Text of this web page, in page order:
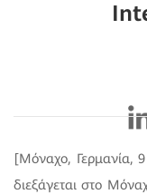
[Μόναχο, Γερμανία,
διεξάγεται στο